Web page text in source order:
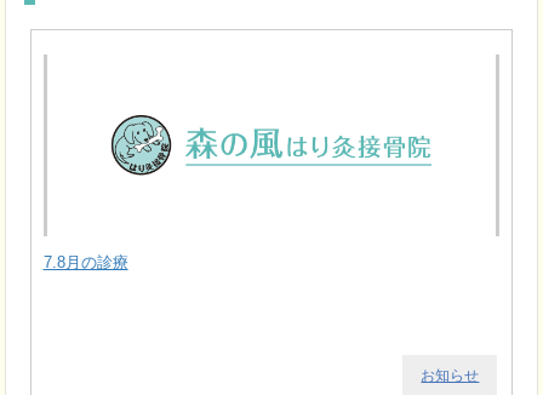
7.8月の診療
お知らせ